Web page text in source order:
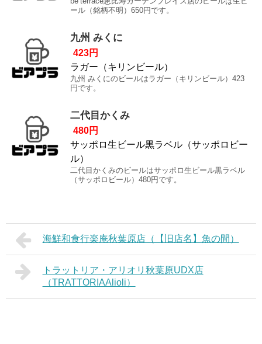
ール（銘柄不明）650円です。
九州 みくに
423円
ラガー（キリンビール）
九州 みくにのビールはラガー（キリンビール）423
円です。
二代目かくみ
480円
サッポロ生ビール黒ラベル（サッポロビー
ル）
二代目かくみのビールはサッポロ生ビール黒ラベル
（サッポロビール）480円です。
海鮮和食行楽庵秋葉原店（【旧店名】魚の間）
トラットリア・アリオリ秋葉原UDX店
（TRATTORIAAlioli）